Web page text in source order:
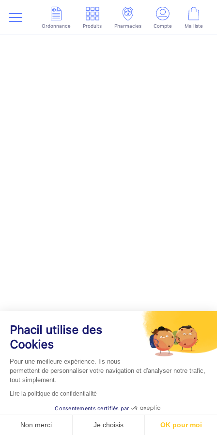
Ordonnance Produits Pharmacies Compte Ma liste
Phacil utilise des
Cookies
Pour une meilleure expérience. Ils nous
permettent de personnaliser votre navigation et d'analyser notre trafic,
tout simplement.
Lire la politique de confidentialité
Consentements certifiés par
Non merci Je choisis OK pour moi